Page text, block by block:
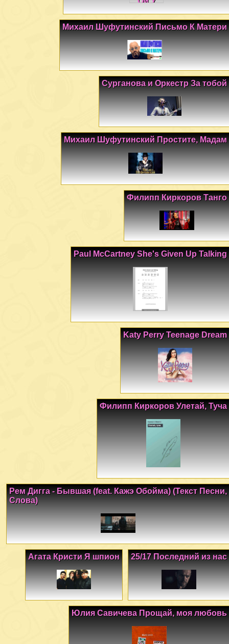
Михаил Шуфутинский Письмо К Матери
Сурганова и Оркестр За тобой
Михаил Шуфутинский Простите, Мадам
Филипп Киркоров Танго
Paul McCartney She's Given Up Talking
Katy Perry Teenage Dream
Филипп Киркоров Улетай, Туча
Рем Дигга - Бывшая (feat. Кажэ Обойма) (Текст Песни,
Слова)
25/17 Последний из нас
Агата Кристи Я шпион
Юлия Савичева Прощай, моя любовь